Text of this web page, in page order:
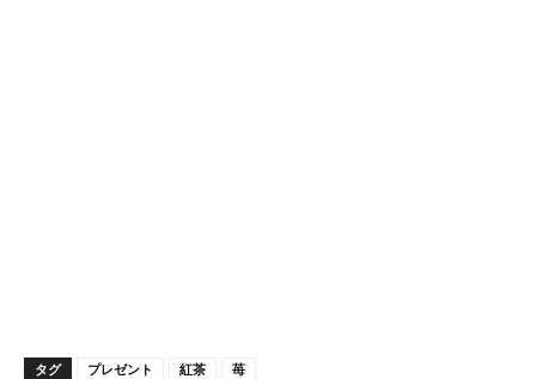
タグ プレゼント 紅茶 苺